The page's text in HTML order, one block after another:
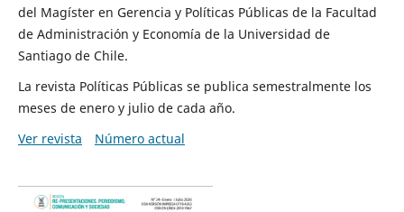
del Magíster en Gerencia y Políticas Públicas de la Facultad
de Administración y Economía de la Universidad de
Santiago de Chile.
La revista Políticas Públicas se publica semestralmente los
meses de enero y julio de cada año.
Ver revista
Número actual